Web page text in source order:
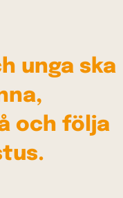
unga ska
och följa